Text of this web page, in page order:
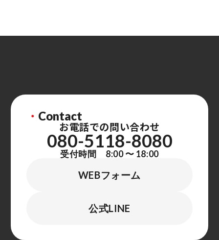
・ Contact
お電話での問い合わせ
080-5118-8080
受付時間 8:00 〜 18:00
WEBフォーム
公式LINE